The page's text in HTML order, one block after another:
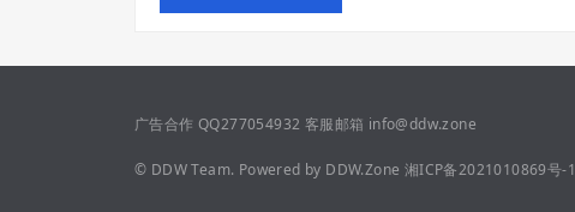
广告合作 QQ277054932 客服邮箱 info@ddw.zone
© DDW Team. Powered by DDW.Zone 湘ICP备2021010869号-1